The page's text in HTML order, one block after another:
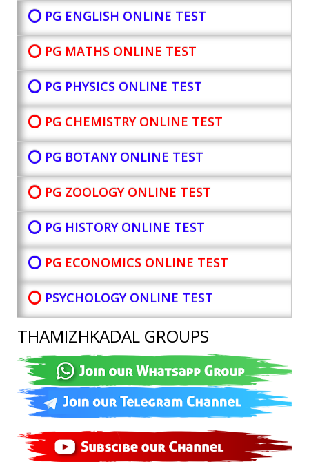
⭕ PG ENGLISH ONLINE TEST
⭕ PG MATHS ONLINE TEST
⭕ PG PHYSICS ONLINE TEST
⭕ PG CHEMISTRY ONLINE TEST
⭕ PG BOTANYONLINE TEST
⭕ PG ZOOLOGY ONLINE TEST
⭕ PG HISTORY ONLINE TEST
⭕ PG ECONOMICS ONLINE TEST
⭕ PSYCHOLOGY ONLINE TEST
THAMIZHKADAL GROUPS